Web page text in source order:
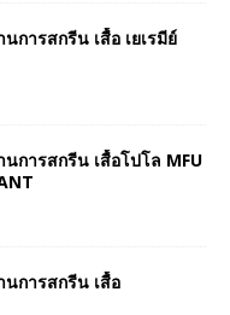
การสกรีน เสื้อ เยเรมีย์
นการสกรีน เสื้อโปโล MFU
นการสกรีน เสื้อ